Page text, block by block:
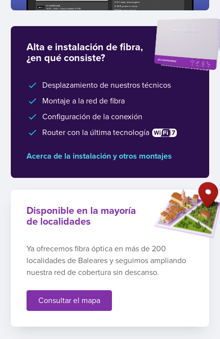
Alta e instalación de fibra,
¿en qué consiste?
Desplazamiento de nuestros técnicos
Montaje a la red de fibra
Configuración de la conexión
Router con la última tecnología
Acerca de la instalación y otros montajes
Disponible en la mayoría
de localidades
Ya ofrecemos fibra óptica en más de 200
localidades de Baleares y seguimos ampliando
nuestra red de cobertura sin descanso.
Consultar el mapa